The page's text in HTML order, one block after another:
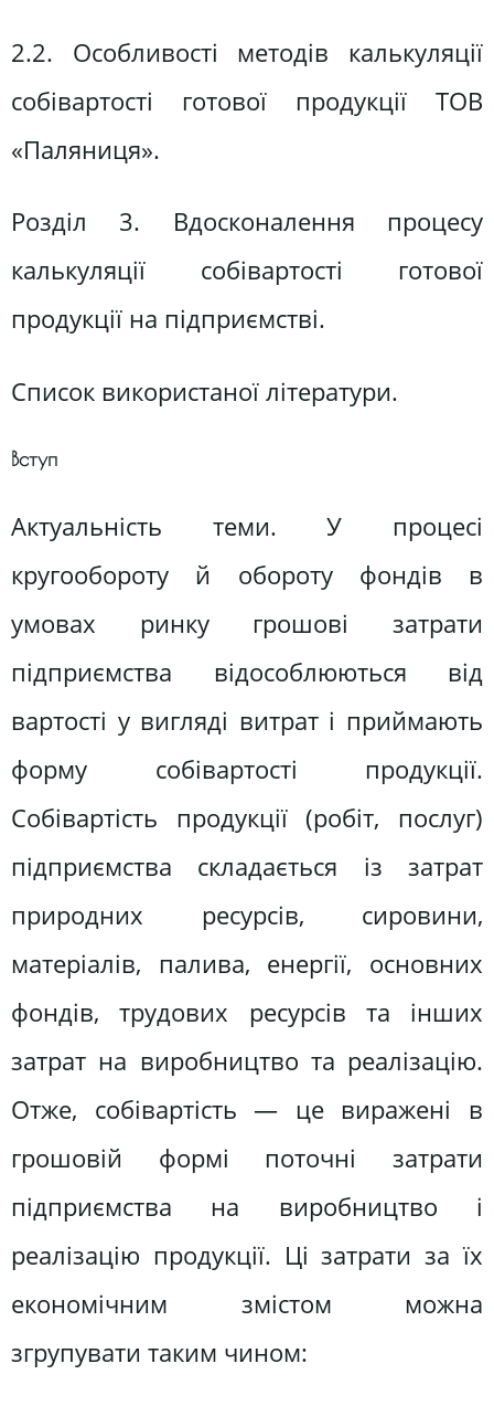
2.2. Особливості методів калькуляції
собівартості готової продукції ТОВ
«Паляниця».
Розділ 3. Вдосконалення процесу
калькуляції собівартості готової
продукції на підприємстві.
Список використаної літератури.
Вступ
Актуальність теми. У процесі
кругообороту й обороту фондів в
умовах ринку грошові затрати
підприємства відособлюються від
вартості у вигляді витрат і приймають
форму собівартості продукції.
Собівартість продукції (робіт, послуг)
підприємства складається із затрат
природних ресурсів, сировини,
матеріалів, палива, енергії, основних
фондів, трудових ресурсів та інших
затрат на виробництво та реалізацію.
Отже, собівартість — це виражені в
грошовій формі поточні затрати
підприємства на виробництво і
реалізацію продукції. Ці затрати за їх
економічним змістом можна
згрупувати таким чином: